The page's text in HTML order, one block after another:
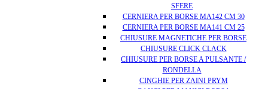
SFERE
CERNIERA PER BORSE MA142 CM 30
CERNIERA PER BORSE MA141 CM 25
CHIUSURE MAGNETICHE PER BORSE
CHIUSURE CLICK CLACK
CHIUSURE PER BORSE A PULSANTE /
RONDELLA
CINGHIE PER ZAINI PRYM